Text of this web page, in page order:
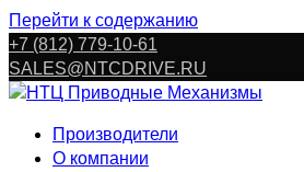
Перейти к содержанию
+7 (812) 779-10-61
SALES@NTCDRIVE.RU
Производители
О компании